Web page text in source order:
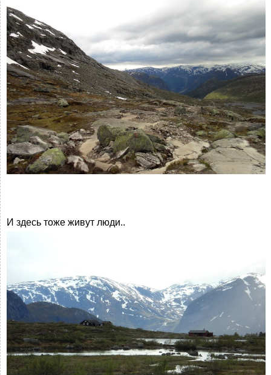
И здесь тоже живут люди..